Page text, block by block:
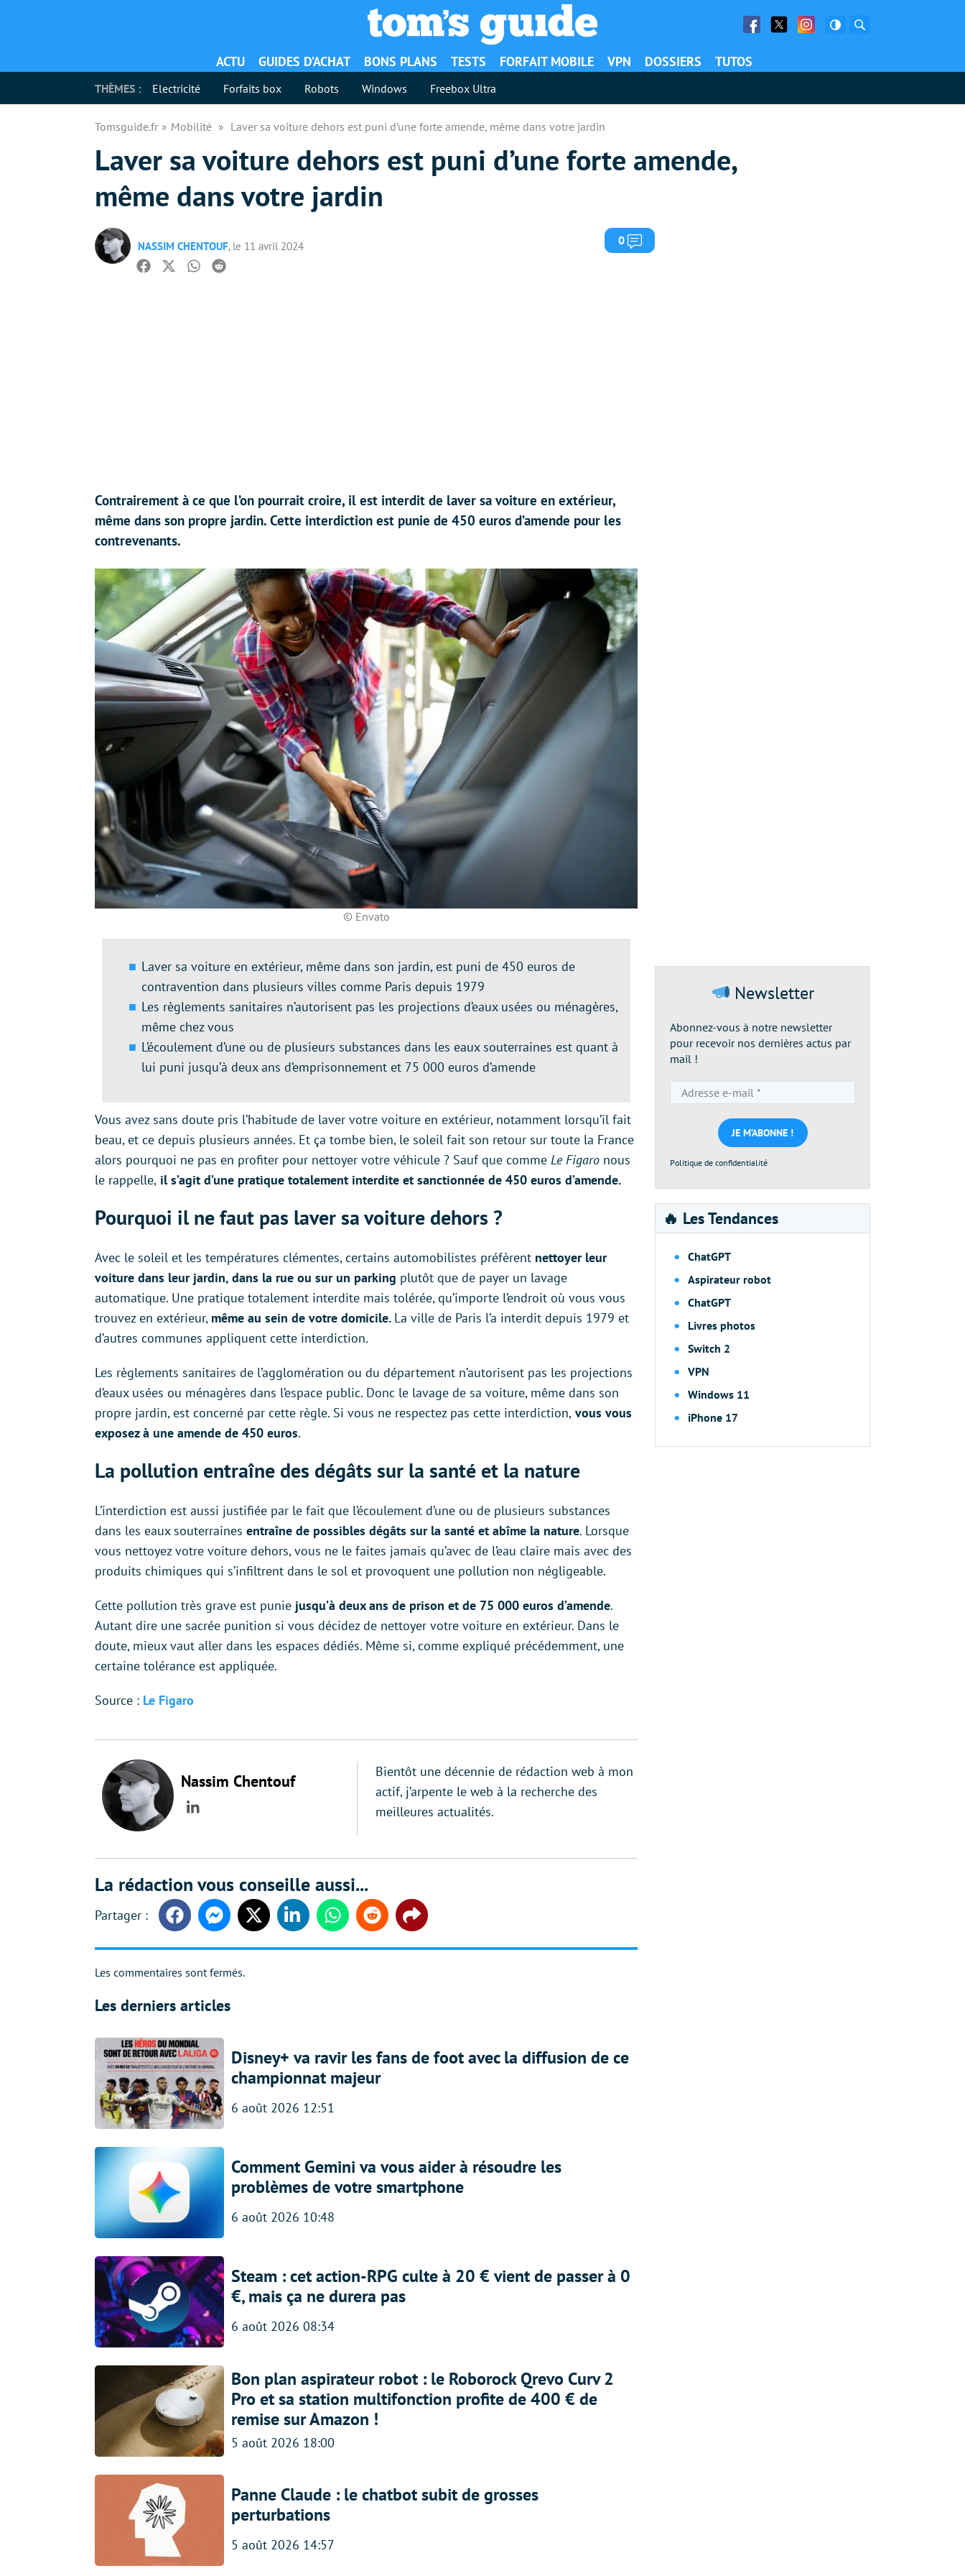
Facebook
Twitter Facebook
ACTU GUIDES D’ACHAT BONS PLANS TESTS FORFAIT MOBILE VPN DOSSIERS TUTOS
THÈMES : Electricité Forfaits box Robots Windows Freebox Ultra
Tomsguide.fr Mobilité Laver sa voiture dehors est puni d’une forte amende, même dans votre jardin
Laver sa voiture dehors est puni d’une forte amende,
même dans votre jardin
NASSIM CHENTOUF, le 11 avril 2024 0 Commentaires
Facebook
TwitterWhatsapp
Reddit
Contrairement à ce que l’on pourrait croire, il est interdit de laver sa voiture en extérieur,
même dans son propre jardin. Cette interdiction est punie de 450 euros d’amende pour les
contrevenants.
© Envato
Laver sa voiture en extérieur, même dans son jardin, est puni de 450 euros de
contravention dans plusieurs villes comme Paris depuis 1979
Les règlements sanitaires n’autorisent pas les projections d’eaux usées ou ménagères,
même chez vous
L’écoulement d’une ou de plusieurs substances dans les eaux souterraines est quant à
lui puni jusqu’à deux ans d’emprisonnement et 75 000 euros d’amende
Vous avez sans doute pris l’habitude de laver votre voiture en extérieur, notamment lorsqu’il fait
beau, et ce depuis plusieurs années. Et ça tombe bien, le soleil fait son retour sur toute la France
alors pourquoi ne pas en profiter pour nettoyer votre véhicule ? Sauf que comme Le Figaro nous
le rappelle, il s’agit d’une pratique totalement interdite et sanctionnée de 450 euros d’amende.
Pourquoi il ne faut pas laver sa voiture dehors ?
Avec le soleil et les températures clémentes, certains automobilistes préfèrent nettoyer leur
voiture dans leur jardin, dans la rue ou sur un parking plutôt que de payer un lavage
automatique. Une pratique totalement interdite mais tolérée, qu’importe l’endroit où vous vous
trouvez en extérieur, même au sein de votre domicile. La ville de Paris l’a interdit depuis 1979 et
d’autres communes appliquent cette interdiction.
Les règlements sanitaires de l’agglomération ou du département n’autorisent pas les projections
d’eaux usées ou ménagères dans l’espace public. Donc le lavage de sa voiture, même dans son
propre jardin, est concerné par cette règle. Si vous ne respectez pas cette interdiction, vous vous
exposez à une amende de 450 euros.
La pollution entraîne des dégâts sur la santé et la nature
L’interdiction est aussi justifiée par le fait que l’écoulement d’une ou de plusieurs substances
dans les eaux souterraines entraîne de possibles dégâts sur la santé et abîme la nature. Lorsque
vous nettoyez votre voiture dehors, vous ne le faites jamais qu’avec de l’eau claire mais avec des
produits chimiques qui s’infiltrent dans le sol et provoquent une pollution non négligeable.
Cette pollution très grave est punie jusqu’à deux ans de prison et de 75 000 euros d’amende.
Autant dire une sacrée punition si vous décidez de nettoyer votre voiture en extérieur. Dans le
doute, mieux vaut aller dans les espaces dédiés. Même si, comme expliqué précédemment, une
certaine tolérance est appliquée.
Source : Le Figaro
Nassim Chentouf
LinkedIn
Bientôt une décennie de rédaction web à mon
actif, j’arpente le web à la recherche des
meilleures actualités.
La rédaction vous conseille aussi...
FacebookMessengerTwitter LinkedinWhatsappReddit Share
Les commentaires sont fermés.
Les derniers articles
Disney+ va ravir les fans de foot avec la diffusion de ce
championnat majeur
6 août 2026 12:51
Comment Gemini va vous aider à résoudre les
problèmes de votre smartphone
6 août 2026 10:48
Steam : cet action-RPG culte à 20 € vient de passer à 0
€, mais ça ne durera pas
6 août 2026 08:34
Bon plan aspirateur robot : le Roborock Qrevo Curv 2
Pro et sa station multifonction profite de 400 € de
remise sur Amazon !
5 août 2026 18:00
Panne Claude : le chatbot subit de grosses
perturbations
5 août 2026 14:57
Newsletter
Abonnez-vous à notre newsletter
pour recevoir nos dernières actus par
mail !
e-
mail
*
Politique de confidentialité
🔥 Les Tendances
ChatGPT
Aspirateur robot
ChatGPT
Livres photos
Switch 2
VPN
Windows 11
iPhone 17